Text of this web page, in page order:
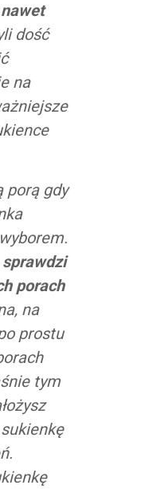
dość
na
porą gdy
porach
na
prostu
tym